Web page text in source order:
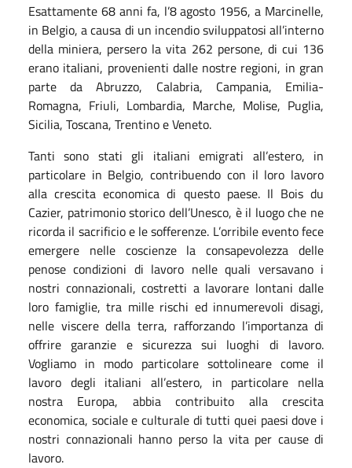
Esattamente 68 anni fa, l’8 agosto 1956, a Marcinelle,
in Belgio, a causa di un incendio sviluppatosi all’interno
della miniera, persero la vita 262 persone, di cui 136
erano italiani, provenienti dalle nostre regioni, in gran
parte da Abruzzo, Calabria, Campania, Emilia-
Romagna, Friuli, Lombardia, Marche, Molise, Puglia,
Sicilia, Toscana, Trentino e Veneto.
Tanti sono stati gli italiani emigrati all’estero, in
particolare in Belgio, contribuendo con il loro lavoro
alla crescita economica di questo paese. Il Bois du
Cazier, patrimonio storico dell’Unesco, è il luogo che ne
ricorda il sacrificio e le sofferenze. L’orribile evento fece
emergere nelle coscienze la consapevolezza delle
penose condizioni di lavoro nelle quali versavano i
nostri connazionali, costretti a lavorare lontani dalle
loro famiglie, tra mille rischi ed innumerevoli disagi,
nelle viscere della terra, rafforzando l’importanza di
offrire garanzie e sicurezza sui luoghi di lavoro.
Vogliamo in modo particolare sottolineare come il
lavoro degli italiani all’estero, in particolare nella
nostra Europa, abbia contribuito alla crescita
economica, sociale e culturale di tutti quei paesi dove i
nostri connazionali hanno perso la vita per cause di
lavoro.